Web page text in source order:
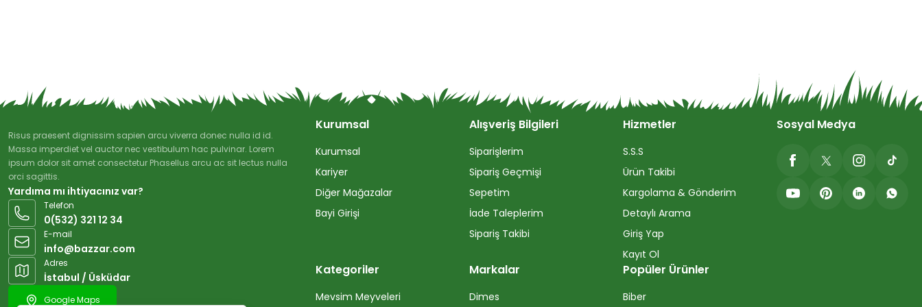
Risus praesent dignissim sapien arcu viverra donec nulla id id.
Massa imperdiet vel auctor nec vestibulum hac pulvinar. Lorem
ipsum dolor sit amet consectetur Phasellus arcu ac sit lectus nulla
orci sagittis.
Yardıma mı ihtiyacınız var?
Telefon
0(532) 321 12 34
E-mail
info@bazzar.com
Adres
İstabul / Üsküdar
Google Maps
Kurumsal
Kurumsal
Kariyer
Diğer Mağazalar
Bayi Girişi
Alışveriş Bilgileri
Siparişlerim
Sipariş Geçmişi
Sepetim
İade Taleplerim
Sipariş Takibi
Hizmetler
S.S.S
Ürün Takibi
Kargolama & Gönderim
Detaylı Arama
Giriş Yap
Kayıt Ol
Kategoriler
Mevsim Meyveleri
Markalar
Dimes
Popüler Ürünler
Biber
Sosyal Medya